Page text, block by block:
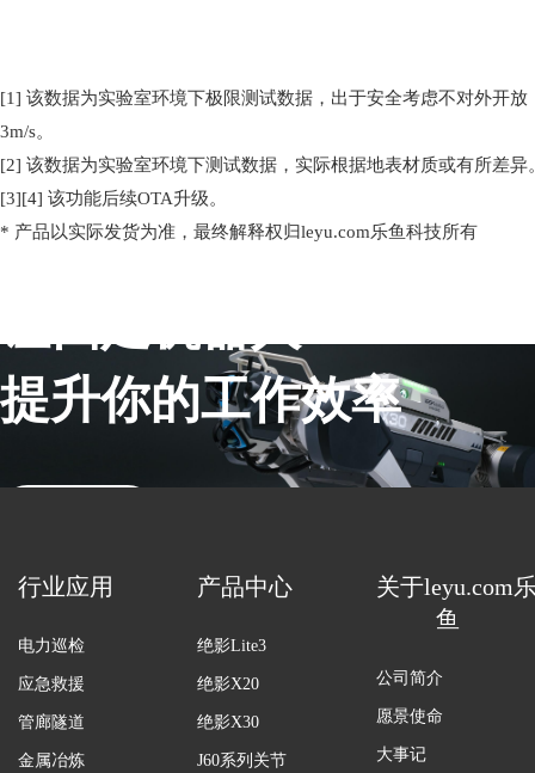
[1] 该数据为实验室环境下极限测试数据，出于安全考虑不对外开放
3m/s。
[2] 该数据为实验室环境下测试数据，实际根据地表材质或有所差异
[3][4] 该功能后续OTA升级。
* 产品以实际发货为准，最终解释权归leyu.com乐鱼科技所有
提升你的工作效率
行业应用
电力巡检
应急救援
管廊隧道
金属冶炼
产品中心
绝影Lite3
绝影X20
绝影X30
J60系列关节
关于leyu.com
鱼
公司简介
愿景使命
大事记